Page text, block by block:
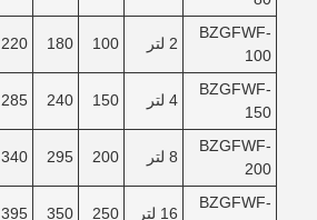
BZGFWF-
100
2 لتر 100
180
220
BZGFWF-
150
4 لتر 150
240
285
BZGFWF-
200
8 لتر 200
295
340
BZGFWF-
16 لتر 250
350
395